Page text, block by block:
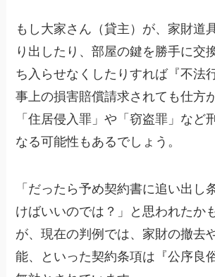
もし大家さん（貸主）が、家財道
り出したり、部屋の鍵を勝手に交
ち入らせなくしたりすれば『不法
事上の損害賠償請求されても仕方
「住居侵入罪」や「窃盗罪」など
なる可能性もあるでしょう。
「だったら予め契約書に追い出し
けばいいのでは？」と思われたか
が、現在の判例では、家財の撤去
能、といった契約条項は『公序良